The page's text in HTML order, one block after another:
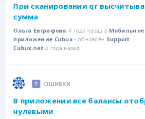
При сканировании qr
сумма
Ольга Евграфова 4 года назад в Мобильное
приложение Cubux • обновлён Support
Cubux.net4 года назад
ОШИБКИ
В приложении все балансы
нулевыми